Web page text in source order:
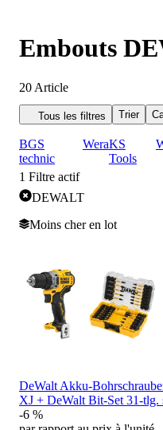
Embouts
20 Article
Tous les filtres Trier
BGS
technic
WeraKS
Tools
1 Filtre actif
DEWALT
Moins cher en lot
DeWalt Akku-
XJ + DeWalt Bit-Set 31-tlg.
-6 %